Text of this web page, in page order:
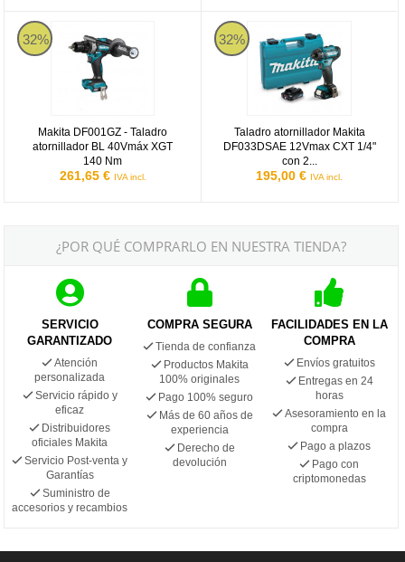
32%
Makita DF001GZ - Taladro
atornillador BL 40Vmáx XGT
140 Nm
261,65 € IVA incl.
Makita DF001GZ - Taladro atornillador BL 40Vmáx XGT 140 Nm
32%
Taladro atornillador Makita
DF033DSAE 12Vmax CXT 1/4"
con 2...
195,00 € IVA incl.
Taladro atornillador Makita
¿POR QUÉ COMPRARLO EN NUESTRA TIENDA?
SERVICIO
GARANTIZADO
Atención
personalizada
Servicio rápido y
eficaz
Distribuidores
oficiales Makita
Servicio Post-venta y
Garantías
Suministro de
accesorios y recambios
COMPRA SEGURA
Tienda de confianza
Productos Makita
100% originales
Pago 100% seguro
Más de 60 años de
experiencia
Derecho de
devolución
FACILIDADES EN LA
COMPRA
Envíos gratuitos
Entregas en 24
horas
Asesoramiento en la
compra
Pago a plazos
Pago con
criptomonedas